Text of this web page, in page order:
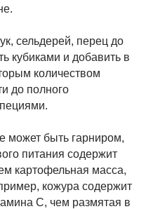
сельдерей, перец до
кубиками и добавить в
количеством
до полного
может быть гарниром,
питания содержит
картофельная масса,
кожура содержит
С, чем размятая в